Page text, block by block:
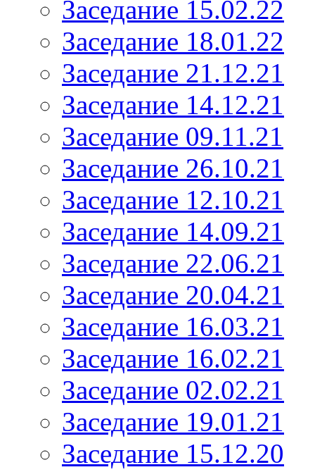
Заседание 15.02.22
Заседание 18.01.22
Заседание 21.12.21
Заседание 14.12.21
Заседание 09.11.21
Заседание 26.10.21
Заседание 12.10.21
Заседание 14.09.21
Заседание 22.06.21
Заседание 20.04.21
Заседание 16.03.21
Заседание 16.02.21
Заседание 02.02.21
Заседание 19.01.21
Заседание 15.12.20